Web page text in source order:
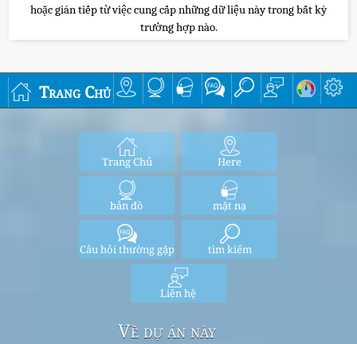
hoặc gián tiếp từ việc cung cấp những dữ liệu này trong bất kỳ
trường hợp nào.
Trang Chủ
Trang Chủ Here
bản đồ mặt nạ
Câu hỏi thường gặp tìm kiếm
Liên hệ
Về dự án này